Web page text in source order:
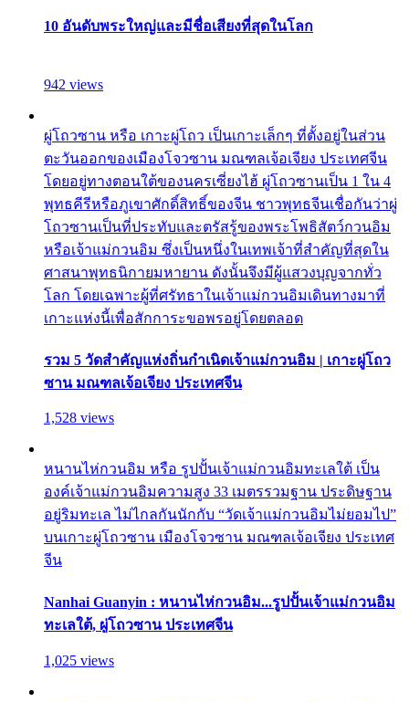
10 อันดับพระใหญ่และมีชื่อเสียงที่สุดในโลก
942 views
ผู่โถวซาน หรือ เกาะผู่โถว เป็นเกาะเล็กๆ ที่ตั้งอยู่ในส่วน
ตะวันออกของเมืองโจวซาน มณฑลเจ้อเจียง ประเทศจีน
โดยอยู่ทางตอนใต้ของนครเซี่ยงไฮ้ ผู่โถวซานเป็น 1 ใน 4
พุทธคีรีหรือภูเขาศักดิ์สิทธิ์ของจีน ชาวพุทธจีนเชื่อกันว่าผู่
โถวซานเป็นที่ประทับและตรัสรู้ของพระโพธิสัตว์กวนอิม
หรือเจ้าแม่กวนอิม ซึ่งเป็นหนึ่งในเทพเจ้าที่สำคัญที่สุดใน
ศาสนาพุทธนิกายมหายาน ดังนั้นจึงมีผู้แสวงบุญจากทั่ว
โลก โดยเฉพาะผู้ที่ศรัทธาในเจ้าแม่กวนอิมเดินทางมาที่
เกาะแห่งนี้เพื่อสักการะขอพรอยู่โดยตลอด
รวม 5 วัดสำคัญแห่งถิ่นกำเนิดเจ้าแม่กวนอิม | เกาะผู่โถว
ซาน มณฑลเจ้อเจียง ประเทศจีน
1,528 views
หนานไห่กวนอิม หรือ รูปปั้นเจ้าแม่กวนอิมทะเลใต้ เป็น
องค์เจ้าแม่กวนอิมความสูง 33 เมตรรวมฐาน ประดิษฐาน
อยู่ริมทะเล ไม่ไกลกันนักกับ “วัดเจ้าแม่กวนอิมไม่ยอมไป”
บนเกาะผู่โถวซาน เมืองโจวซาน มณฑลเจ้อเจียง ประเทศ
จีน
Nanhai Guanyin : หนานไห่กวนอิม...รูปปั้นเจ้าแม่กวนอิม
ทะเลใต้, ผู่โถวซาน ประเทศจีน
1,025 views